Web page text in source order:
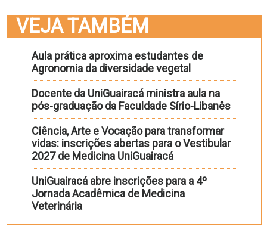
VEJA TAMBÉM
Aula prática aproxima estudantes de
Agronomia da diversidade vegetal
Docente da UniGuairacá ministra aula na
pós-graduação da Faculdade Sírio-Libanês
Ciência, Arte e Vocação para transformar
vidas: inscrições abertas para o Vestibular
2027 de Medicina UniGuairacá
UniGuairacá abre inscrições para a 4º
Jornada Acadêmica de Medicina
Veterinária